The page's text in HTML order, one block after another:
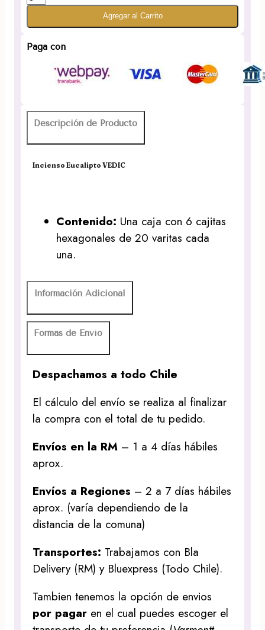
Eucalipto
Agregar al Carrito
Paga con
Descripción de Producto
Incienso Eucalipto VEDIC
Contenido: Una caja con 6 cajitas
hexagonales de 20 varitas cada
una.
Información Adicional
Formas de Envío
Despachamos a todo Chile
El cálculo del envío se realiza al finalizar
la compra con el total de tu pedido.
Envíos en la RM – 1 a 4 días hábiles
aprox.
Envíos a Regiones – 2 a 7 días hábiles
aprox. (varía dependiendo de la
distancia de la comuna)
Transportes: Trabajamos con Bla
Delivery (RM) y Bluexpress (Todo Chile).
Tambien tenemos la opción de envios
por pagar en el cual puedes escoger el